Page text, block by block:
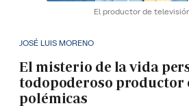
El productor de
JOSÉ LUIS MORENO
El misterio de la vida
todopoderoso productor
polémicas